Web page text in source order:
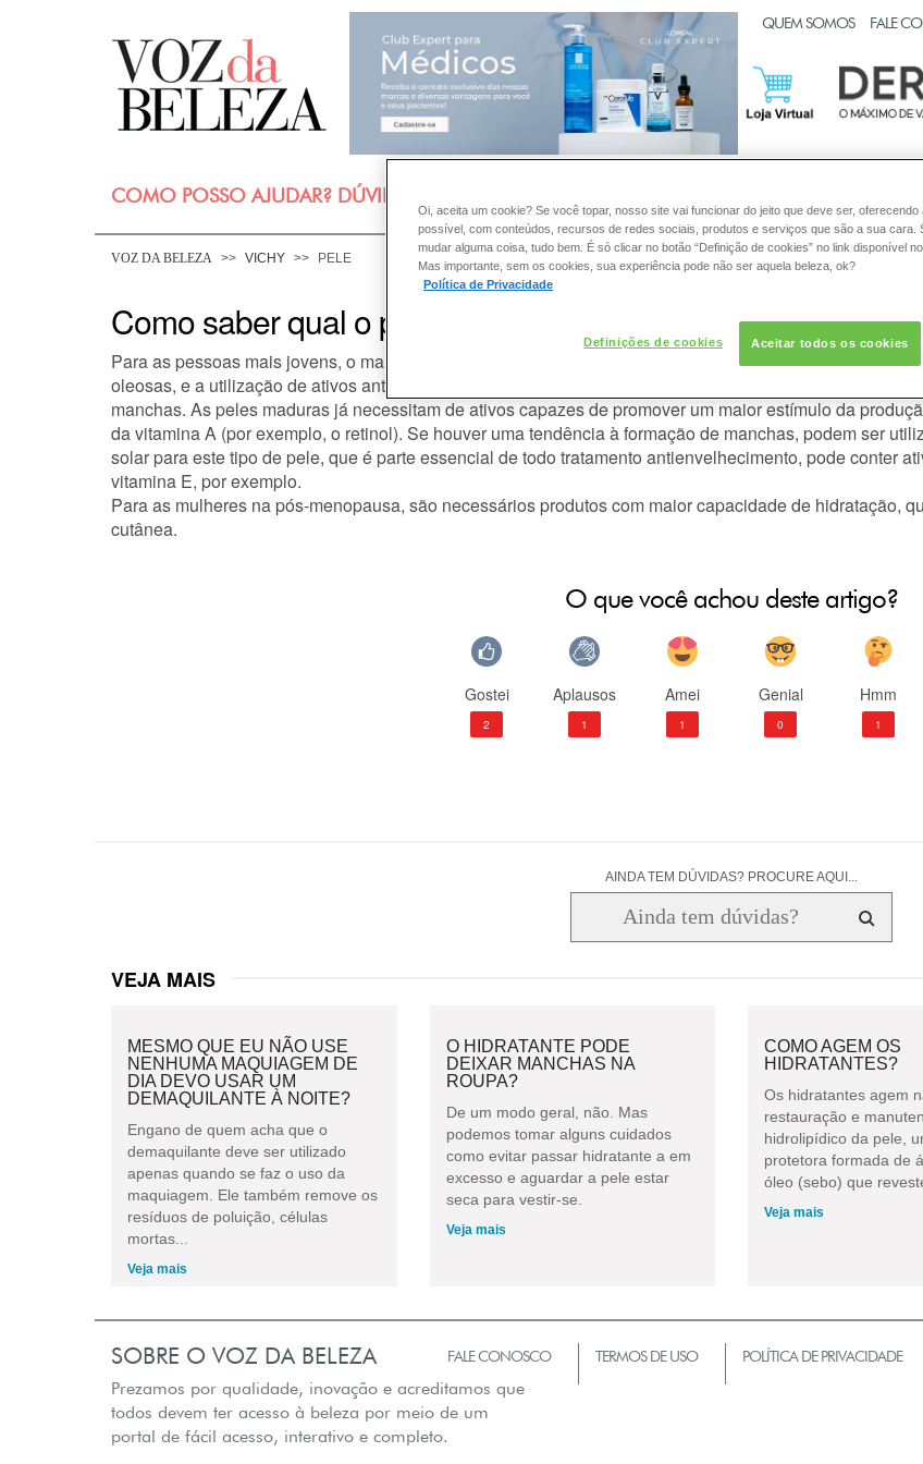
QUEM SOMOS FALE
COMO POSSO AJUDAR? DÚVIDAS SOBRE:
VOZ DA BELEZA VICHY PELE
Como saber qual o produto anti-idade mais indicado para
Para as pessoas mais jovens, o mais indicado é o uso de um bom filtro solar com ação antibrilho,
oleosas, e a utilização de ativos antioxidantes, como a vitamina C, que agem protegendo a pele dos
manchas. As peles maduras já necessitam de ativos capazes de promover um maior estímulo da
da vitamina A (por exemplo, o retinol). Se houver uma tendência à formação de manchas, podem ser
solar para este tipo de pele, que é parte essencial de todo tratamento antienvelhecimento, pode conter
vitamina E, por exemplo.
Para as mulheres na pós-menopausa, são necessários produtos com maior capacidade de hidratação,
cutânea.
O que você achou deste artigo?
Gostei
2
Aplausos
1
Amei
1
Genial
0
Hmm
1
AINDA TEM DÚVIDAS? PROCURE AQUI...
VEJA MAIS
MESMO QUE EU NÃO USE
NENHUMA MAQUIAGEM DE
DIA DEVO USAR UM
DEMAQUILANTE À NOITE?
Engano de quem acha que o
demaquilante deve ser utilizado
apenas quando se faz o uso da
maquiagem. Ele também remove os
resíduos de poluição, células
mortas...
Veja mais
O HIDRATANTE PODE
DEIXAR MANCHAS NA
ROUPA?
De um modo geral, não. Mas
podemos tomar alguns cuidados
como evitar passar hidratante a em
excesso e aguardar a pele estar
seca para vestir-se.
Veja mais
COMO AGEM OS
HIDRATANTES?
Os hidratantes agem
restauração e
hidrolipídico da pele,
protetora formada de
óleo (sebo) que
Veja mais
SOBRE O VOZ DA BELEZA
Prezamos por qualidade, inovação e acreditamos que
todos devem ter acesso à beleza por meio de um
portal de fácil acesso, interativo e completo.
FALE CONOSCO TERMOS DE USO POLÍTICA DE PRIVACIDADE
Oi, aceita um cookie? Se você topar, nosso site vai funcionar do jeito que deve ser, oferecendo
possível, com conteúdos, recursos de redes sociais, produtos e serviços que são a sua cara.
mudar alguma coisa, tudo bem. É só clicar no botão “Definição de cookies” no link disponível
Mas importante, sem os cookies, sua experiência pode não ser aquela beleza, ok?
Política de Privacidade
Definições de cookies Aceitar todos os cookies